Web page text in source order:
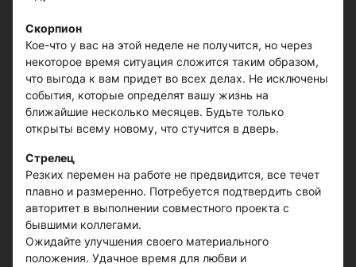
Скорпион
Кое-что у вас на этой неделе не получится, но через
некоторое время ситуация сложится таким образом,
что выгода к вам придет во всех делах. Не исключены
события, которые определят вашу жизнь на
ближайшие несколько месяцев. Будьте только
открыты всему новому, что стучится в дверь.
Стрелец
Резких перемен на работе не предвидится, все течет
плавно и размеренно. Потребуется подтвердить свой
авторитет в выполнении совместного проекта с
бывшими коллегами.
Ожидайте улучшения своего материального
положения. Удачное время для любви и